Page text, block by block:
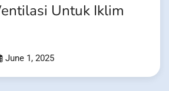
Untuk Iklim
June 1, 2025